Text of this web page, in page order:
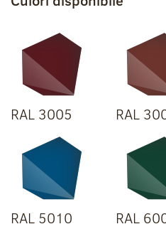
RAL 3005 RAL
RAL 5010 RAL